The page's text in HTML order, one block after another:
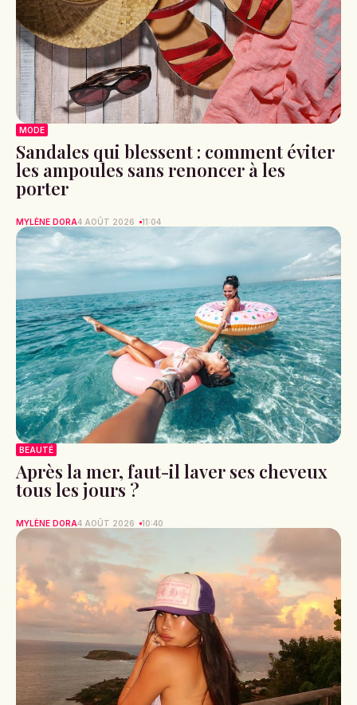
MODE
Sandales qui blessent : comment éviter
les ampoules sans renoncer à les
porter
MYLÈNE DORA4 AOÛT 2026 11:04
BEAUTÉ
Après la mer, faut-il laver ses cheveux
tous les jours ?
MYLÈNE DORA4 AOÛT 2026 10:40